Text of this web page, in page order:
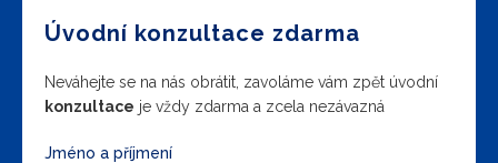
Úvodní konzultace zdarma
Neváhejte se na nás obrátit, zavoláme vám zpět úvodní
konzultace je vždy zdarma a zcela nezávazná
Jméno a příjmení